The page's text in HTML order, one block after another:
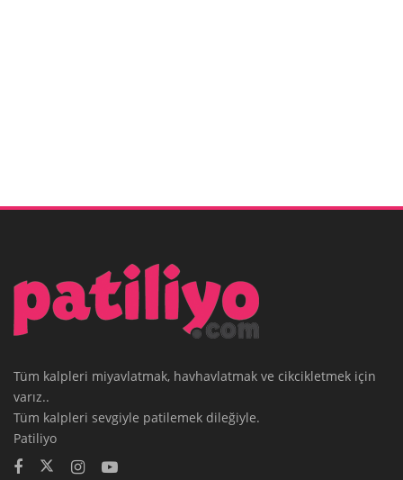
Tüm kalpleri miyavlatmak, havhavlatmak ve cikcikletmek için
varız..
Tüm kalpleri sevgiyle patilemek dileğiyle.
Patiliyo